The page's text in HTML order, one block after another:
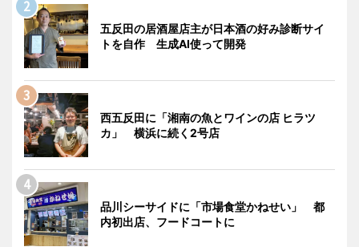
五反田の居酒屋店主が日本酒の好み診断サイ
トを自作 生成AI使って開発
西五反田に「湘南の魚とワインの店 ヒラツ
カ」 横浜に続く2号店
品川シーサイドに「市場食堂かねせい」 都
内初出店、フードコートに